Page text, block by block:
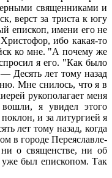
священниками и
верст за триста к югу
епископ, имени его не
ибо какая-то
ко мне. "А почему же
я его. "Как было
Десять лет тому назад
Мне снилось, что я в
рукополагает меня
я увидел этого
и за литургией я
лет тому назад, когда
в городе Переяславле-
о священстве, ни об
уже был епископом. Так